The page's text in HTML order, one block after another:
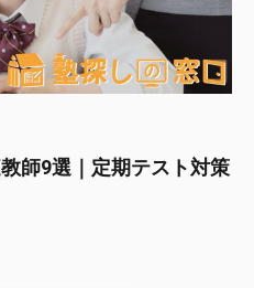
師9選｜定期テスト対策